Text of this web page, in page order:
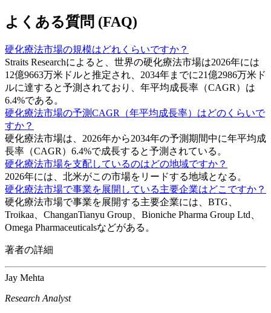
よくある質問 (FAQ)
硬化療法市場の規模はどれくらいですか？
Straits Researchによると、世界の硬化療法市場は2026年には
12億9663万米ドルと推定され、2034年までに21億2986万米ド
ルに達すると予測されており、年平均成長率（CAGR）は
6.4%である。
硬化療法市場の予測CAGR（年平均成長率）はどのくらいで
すか？
硬化療法市場は、2026年から2034年の予測期間中に年平均成
長率（CAGR）6.4%で成長すると予測されている。
硬化療法市場を支配しているのはどの地域ですか？
2026年には、北米がこの市場をリードする地域となる。
硬化療法市場で事業を展開している主要企業はどこですか？
硬化療法市場で事業を展開する主要企業には、BTG、
Troikaa、ChanganTianyu Group、Bioniche Pharma Group Ltd、
Omega Pharmaceuticalsなどがある。
著者の詳細
Jay Mehta
Research Analyst